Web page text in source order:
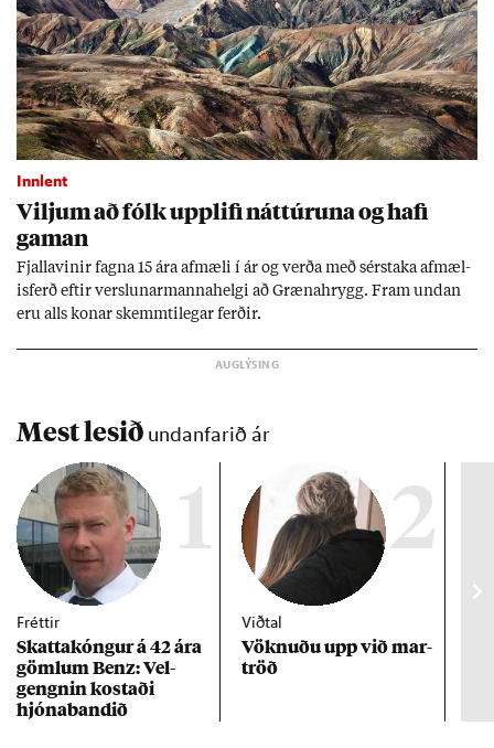
Innlent
Vilj­um að fólk upp­lifi nátt­úr­una og hafi
gam­an
Fjalla­vin­ir fagna 15 ára af­mæli í ár og verða með sér­staka af­mæl­
is­ferð eft­ir versl­un­ar­manna­helgi að Græna­hrygg. Fram und­an
eru alls kon­ar skemmti­leg­ar ferð­ir.
Mest lesið undanfarið ár
1
Fréttir
Skattakóng­ur á 42 ára
göml­um Benz: Vel­
gengn­in kostaði
hjóna­band­ið
2
Viðtal
Vökn­uðu upp við mar­
tröð